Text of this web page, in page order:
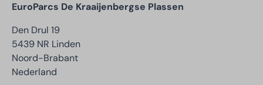
EuroParcs De Kraaijenbergse Plassen
Den Drul 19
5439 NR Linden
Noord-Brabant
Nederland